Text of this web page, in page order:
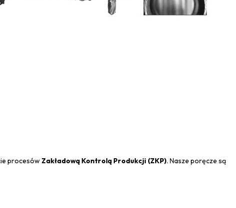
procesów Zakładową Kontrolą Produkcji (ZKP). Nasze poręcze są